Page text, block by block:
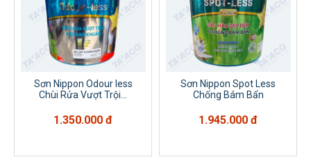
Sơn Nippon Odour less
Chùi Rửa Vượt Trội...
1.350.000 đ
Sơn Nippon Spot Less
Chống Bám Bẩn
1.945.000 đ